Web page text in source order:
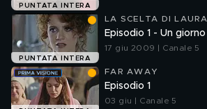
PUNTATA INTERA
PUNTATA INTERA
LA SCELTA DI LAURA
Episodio 1 - Un
17 giu 2009 | Canale 5
FAR AWAY
Episodio 1
03 giu | Canale 5